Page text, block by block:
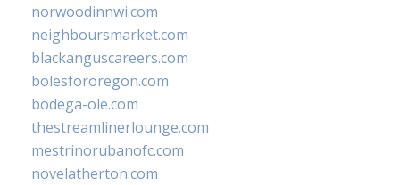
norwoodinnwi.com
neighboursmarket.com
blackanguscareers.com
bolesfororegon.com
bodega-ole.com
thestreamlinerlounge.com
mestrinorubanofc.com
novelatherton.com